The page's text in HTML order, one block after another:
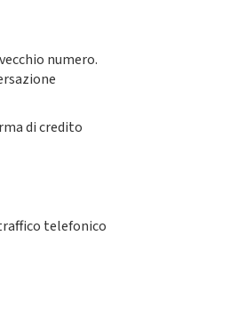
numero.
di credito
telefonico